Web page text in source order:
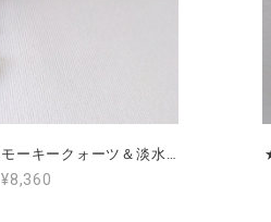
★美しく輝いて★スモーキークォーツ＆淡水パール＆アコヤパール
¥8,360